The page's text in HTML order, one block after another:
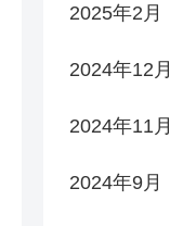
2025年2月
2024年12月
2024年11月
2024年9月